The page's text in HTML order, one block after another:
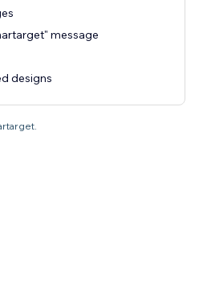
message
designs